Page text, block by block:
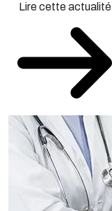
Lire cette actualité